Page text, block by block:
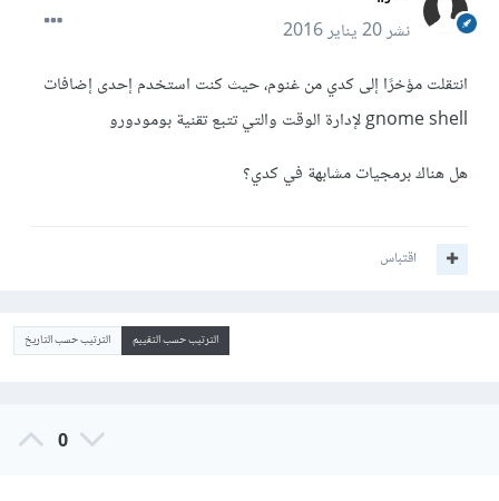
نشر20 يناير 2016
انتقلت مؤخرًا إلى كدي من غنوم، حيث كنت استخدم إحدى إضافات
gnome shell لإدارة الوقت والتي تتبع تقنية بومودورو
هل هناك برمجيات مشابهة في كدي؟
اقتباس
الترتيب حسب التقييم الترتيب حسب التاريخ
0